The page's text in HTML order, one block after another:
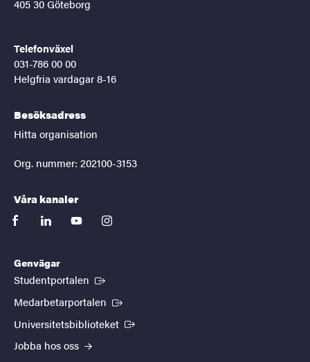
405 30 Göteborg
Telefonväxel
031-786 00 00
Helgfria vardagar 8-16
Besöksadress
Hitta organisation
Org. nummer: 202100-3153
Våra kanaler
facebooklinkedinyoutubeinstagram
Genvägar
Studentportalen (Extern länk)
Medarbetarportalen (Extern länk)
Universitetsbiblioteket (Extern länk)
Jobba hos oss